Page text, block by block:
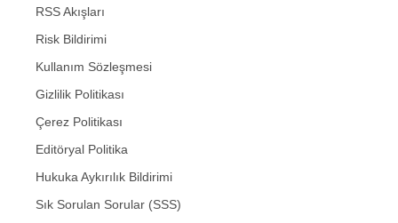
RSS Akışları
Risk Bildirimi
Kullanım Sözleşmesi
Gizlilik Politikası
Çerez Politikası
Editöryal Politika
Hukuka Aykırılık Bildirimi
Sık Sorulan Sorular (SSS)